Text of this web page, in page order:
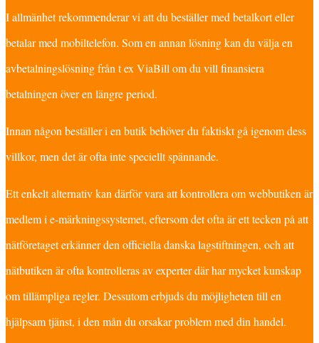
I allmänhet rekommenderar vi att du beställer med betalkort eller
betalar med mobiltelefon. Som en annan lösning kan du välja en
avbetalningslösning från t ex ViaBill om du vill finansiera
betalningen över en längre period.
Innan någon beställer i en butik behöver du faktiskt gå igenom dess
villkor, men det är ofta inte speciellt spännande.
Ett enkelt alternativ kan därför vara att kontrollera om webbutiken är
medlem i e-märkningssystemet, eftersom det ofta är ett tecken på att
nätföretaget erkänner den officiella danska lagstiftningen, och att
nätbutiken är ofta kontrolleras av experter där har mycket kunskap
om tillämpliga regler. Dessutom erbjuds du möjligheten till en
hjälpsam tjänst, i den mån du orsakar problem med din handel.